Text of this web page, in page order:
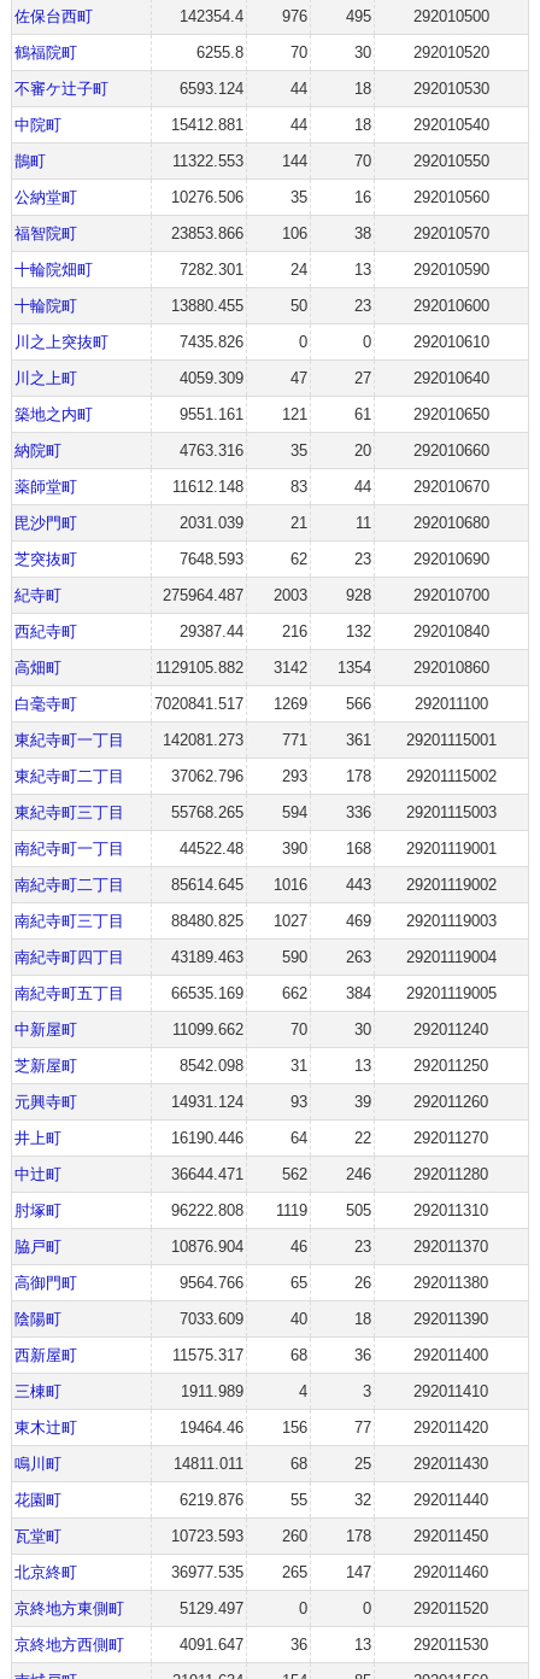
佐保台西町
142354.4 976 495
292010500
鶴福院町
6255.8 70 30
292010520
不審ケ辻子町
6593.124 44 18
292010530
中院町
15412.881 44 18
292010540
鵲町
11322.553 144 70
292010550
公納堂町
10276.506 35 16
292010560
福智院町
23853.866 106 38
292010570
十輪院畑町
7282.301 24 13
292010590
十輪院町
13880.455 50 23
292010600
川之上突抜町
7435.826 0 0
292010610
川之上町
4059.309 47 27
292010640
築地之内町
9551.161 121 61
292010650
納院町
4763.316 35 20
292010660
薬師堂町
11612.148 83 44
292010670
毘沙門町
2031.039 21 11
292010680
芝突抜町
7648.593 62 23
292010690
紀寺町
275964.487 2003 928
292010700
西紀寺町
29387.44 216 132
292010840
高畑町
1129105.882 3142 1354
292010860
白毫寺町
7020841.517 1269 566
292011100
東紀寺町一丁目
142081.273 771 361
29201115001
東紀寺町二丁目
37062.796 293 178
29201115002
東紀寺町三丁目
55768.265 594 336
29201115003
南紀寺町一丁目
44522.48 390 168
29201119001
南紀寺町二丁目
85614.645 1016 443
29201119002
南紀寺町三丁目
88480.825 1027 469
29201119003
南紀寺町四丁目
43189.463 590 263
29201119004
南紀寺町五丁目
66535.169 662 384
29201119005
中新屋町
11099.662 70 30
292011240
芝新屋町
8542.098 31 13
292011250
元興寺町
14931.124 93 39
292011260
井上町
16190.446 64 22
292011270
中辻町
36644.471 562 246
292011280
肘塚町
96222.808 1119 505
292011310
脇戸町
10876.904 46 23
292011370
高御門町
9564.766 65 26
292011380
陰陽町
7033.609 40 18
292011390
西新屋町
11575.317 68 36
292011400
三棟町
1911.989 4 3
292011410
東木辻町
19464.46 156 77
292011420
鳴川町
14811.011 68 25
292011430
花園町
6219.876 55 32
292011440
瓦堂町
10723.593 260 178
292011450
北京終町
36977.535 265 147
292011460
京終地方東側町
5129.497 0 0
292011520
京終地方西側町
4091.647 36 13
292011530